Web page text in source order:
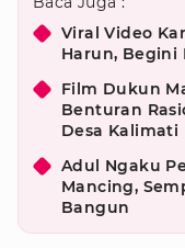
Viral Video
Harun, Begini
Film Dukun
Benturan
Desa Kalimati
Adul Ngaku
Mancing,
Bangun